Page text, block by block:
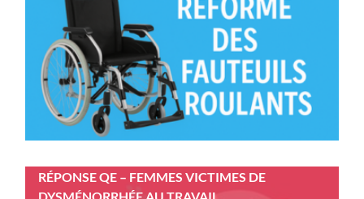
RÉPONSE QE – FEMMES VICTIMES DE